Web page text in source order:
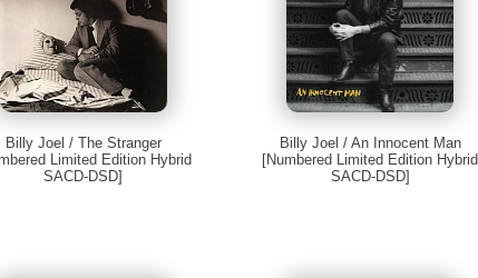
Billy Joel / The Stranger
Limited Edition Hybrid
SACD-DSD]
Billy Joel / An Innocent Man
[Numbered Limited Edition Hybrid
SACD-DSD]